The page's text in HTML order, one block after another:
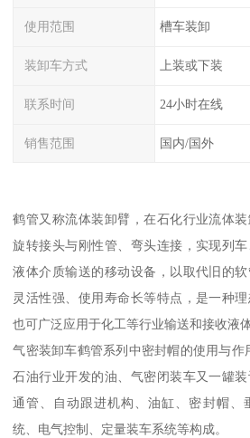
使用范围 槽车装卸
装卸车方式 上装或下装
联系时间 24小时在线
销售范围 国内/国外
鹤管又称流体装卸臂，在石化行业流体
旋转接头与刚性管、弯头连接，实现列
液体介质输送的移动设备，以取代旧的软
灵活性强、使用寿命长等特点，是一种
也可广泛应用于化工等行业输送和接收液体
气密装卸车鹤管系列中密封帽的使用与作
石油行业开发的油、气密闭装车又一罐
通管、自动跟进机构、油缸、密封帽、
统、电气控制、定量装车系统等构成。